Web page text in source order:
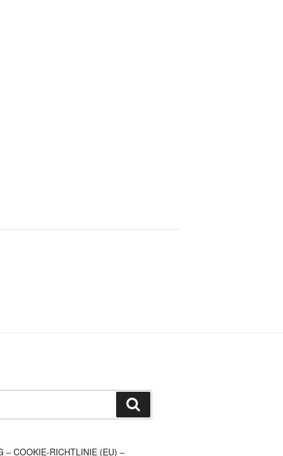
– COOKIE-RICHTLINIE (EU) –